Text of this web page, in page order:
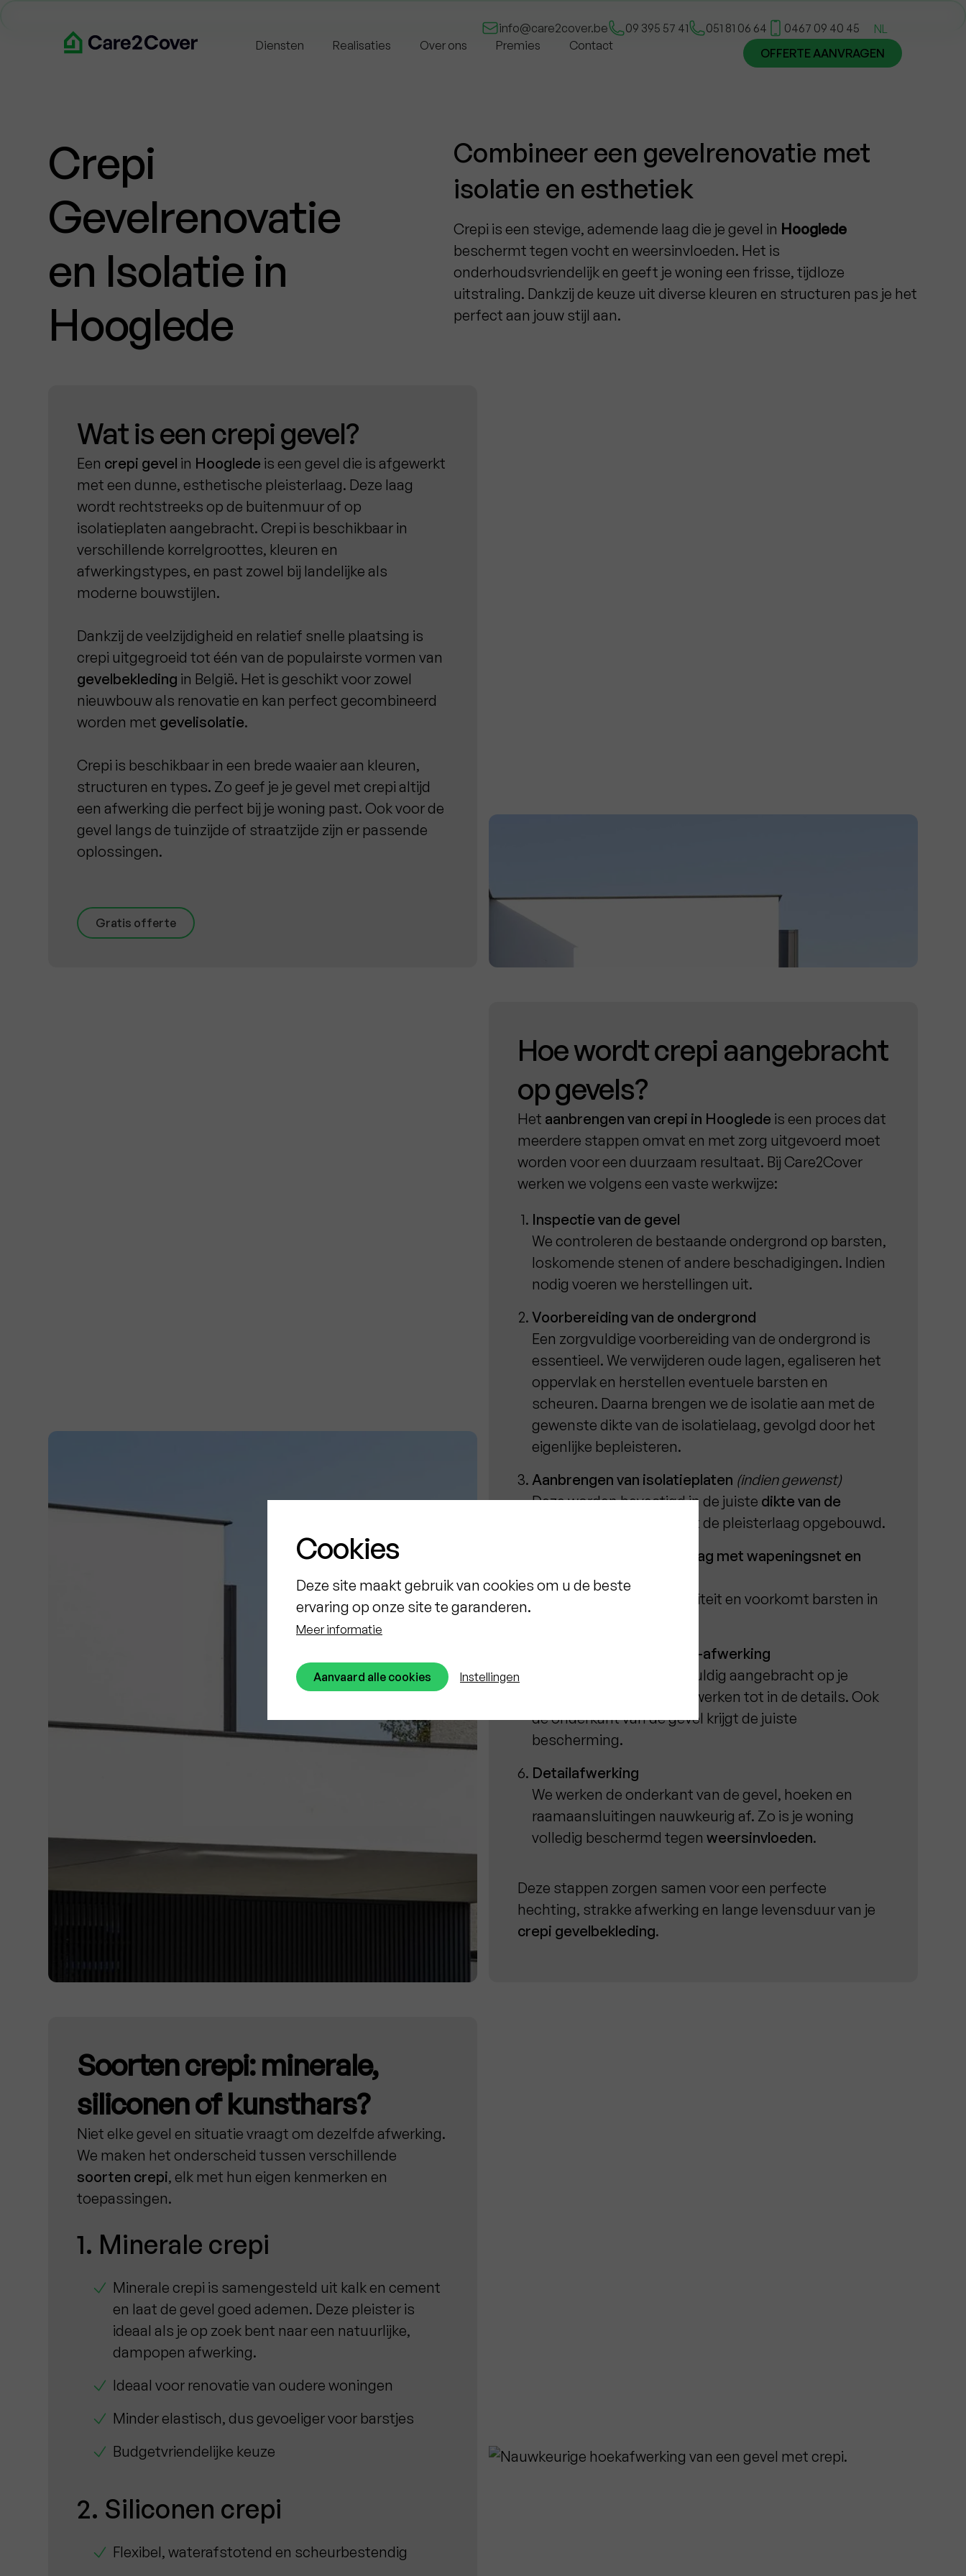
Diensten Realisaties Over ons Premies Contact
info@care2cover.be 09 395 57 41 051 81 06 64 0467 09 40 45
NL
OFFERTE AANVRAGEN
Crepi
Gevelrenovatie
en Isolatie in
Hooglede
Combineer een gevelrenovatie met
isolatie en esthetiek
Crepi is een stevige, ademende laag die je gevel in Hooglede
beschermt tegen vocht en weersinvloeden. Het is
onderhoudsvriendelijk en geeft je woning een frisse, tijdloze
uitstraling. Dankzij de keuze uit diverse kleuren en structuren pas je het
perfect aan jouw stijl aan.
Wat is een crepi gevel?
Een crepi gevel in Hooglede is een gevel die is afgewerkt
met een dunne, esthetische pleisterlaag. Deze laag
wordt rechtstreeks op de buitenmuur of op
isolatieplaten aangebracht. Crepi is beschikbaar in
verschillende korrelgroottes, kleuren en
afwerkingstypes, en past zowel bij landelijke als
moderne bouwstijlen.
Dankzij de veelzijdigheid en relatief snelle plaatsing is
crepi uitgegroeid tot één van de populairste vormen van
gevelbekleding in België. Het is geschikt voor zowel
nieuwbouw als renovatie en kan perfect gecombineerd
worden met gevelisolatie.
Crepi is beschikbaar in een brede waaier aan kleuren,
structuren en types. Zo geef je je gevel met crepi altijd
een afwerking die perfect bij je woning past. Ook voor de
gevel langs de tuinzijde of straatzijde zijn er passende
oplossingen.
Gratis offerte
Hoe wordt crepi aangebracht
op gevels?
Het aanbrengen van crepi in Hooglede is een proces dat
meerdere stappen omvat en met zorg uitgevoerd moet
worden voor een duurzaam resultaat. Bij Care2Cover
werken we volgens een vaste werkwijze:
Inspectie van de gevel
We controleren de bestaande ondergrond op barsten,
loskomende stenen of andere beschadigingen. Indien
nodig voeren we herstellingen uit.
Voorbereiding van de ondergrond
Een zorgvuldige voorbereiding van de ondergrond is
essentieel. We verwijderen oude lagen, egaliseren het
oppervlak en herstellen eventuele barsten en
scheuren. Daarna brengen we de isolatie aan met de
gewenste dikte van de isolatielaag, gevolgd door het
eigenlijke bepleisteren.
Aanbrengen van isolatieplaten (indien gewenst)
Deze worden bevestigd in de juiste dikte van de
. Hierop wordt de pleisterlaag opgebouwd.
Plaatsing van een basislaag met wapeningsnet en
hoekprofielen
Dit zorgt voor extra stabiliteit en voorkomt barsten in
Aanbrengen van de crepi-afwerking
De crepi wordt dan zorgvuldig aangebracht op je
gevel, waarna we alles afwerken tot in de details. Ook
de onderkant van de gevel krijgt de juiste
bescherming.
Detailafwerking
We werken de onderkant van de gevel, hoeken en
raamaansluitingen nauwkeurig af. Zo is je woning
volledig beschermd tegen weersinvloeden.
Deze stappen zorgen samen voor een perfecte
hechting, strakke afwerking en lange levensduur van je
crepi gevelbekleding.
Soorten crepi: minerale,
siliconen of kunsthars?
Niet elke gevel en situatie vraagt om dezelfde afwerking.
We maken het onderscheid tussen verschillende
soorten crepi, elk met hun eigen kenmerken en
toepassingen.
1. Minerale crepi
Minerale crepi is samengesteld uit kalk en cement
en laat de gevel goed ademen. Deze pleister is
ideaal als je op zoek bent naar een natuurlijke,
dampopen afwerking.
Ideaal voor renovatie van oudere woningen
Minder elastisch, dus gevoeliger voor barstjes
Budgetvriendelijke keuze
2. Siliconen crepi
Flexibel, waterafstotend en scheurbestendig
Cookies
Deze site maakt gebruik van cookies om u de beste
ervaring op onze site te garanderen.
Meer informatie
Aanvaard alle cookies Instellingen